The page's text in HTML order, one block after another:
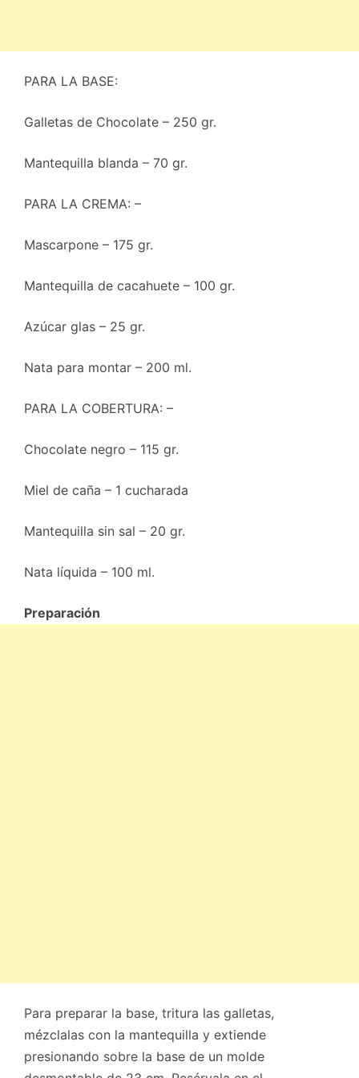
PARA LA BASE:
Galletas de Chocolate – 250 gr.
Mantequilla blanda – 70 gr.
PARA LA CREMA: –
Mascarpone – 175 gr.
Mantequilla de cacahuete – 100 gr.
Azúcar glas – 25 gr.
Nata para montar – 200 ml.
PARA LA COBERTURA: –
Chocolate negro – 115 gr.
Miel de caña – 1 cucharada
Mantequilla sin sal – 20 gr.
Nata líquida – 100 ml.
Preparación
Para preparar la base, tritura las galletas,
mézclalas con la mantequilla y extiende
presionando sobre la base de un molde